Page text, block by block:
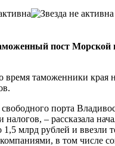
пост
время таможенники
порта
– рассказала
млрд рублей и
в том числе